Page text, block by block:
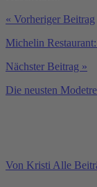
« Vorheriger Beitrag
Michelin
Nächster Beitrag »
Die neusten
Von Kristi Alle